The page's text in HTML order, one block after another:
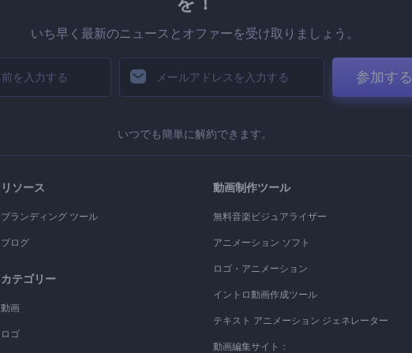
いち早く最新のニュースとオファーを受け取りましょう。
参加する
いつでも簡単に解約できます。
リソース
ブランディング ツール
ブログ
カテゴリー
動画
ロゴ
動画制作ツール
無料音楽ビジュアライザー
アニメーション ソフト
ロゴ・アニメーション
イントロ動画作成ツール
テキスト アニメーション ジェネレーター
動画編集サイト：